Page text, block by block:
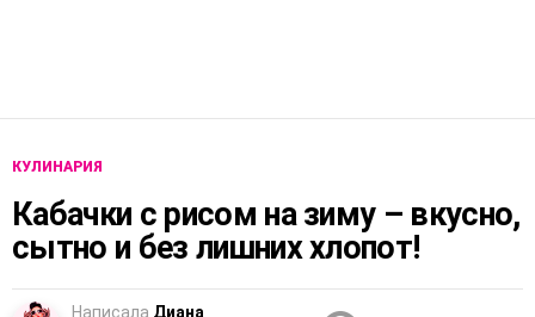
КУЛИНАРИЯ
Кабачки с рисом на зиму – вкусно,
сытно и без лишних хлопот!
Написала Диана